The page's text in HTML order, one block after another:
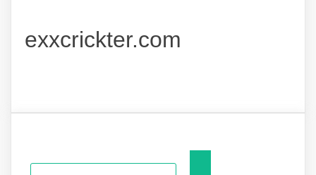
exxcrickter.com